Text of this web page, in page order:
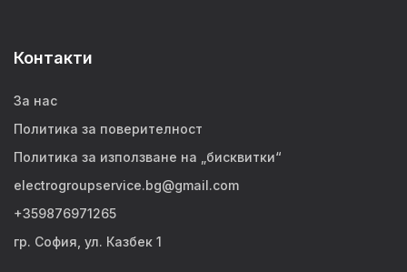
Контакти
За нас
Политика за поверителност
Политика за използване на „бисквитки“
electrogroupservice.bg@gmail.com
+359876971265
гр. София, ул. Казбек 1